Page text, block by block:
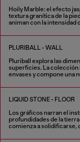
Hoily Marble: el efecto
textura granítica de la
animan con la intensidad
5 COLORES
PLURIBALL - WALL
Pluriball explora las
superficies. La colección
envases y compone una
8 COLORES
LIQUID STONE - FLOOR
Los gráficos narran el
profundidades de la
comienza a solidificarse,
6 COLORES